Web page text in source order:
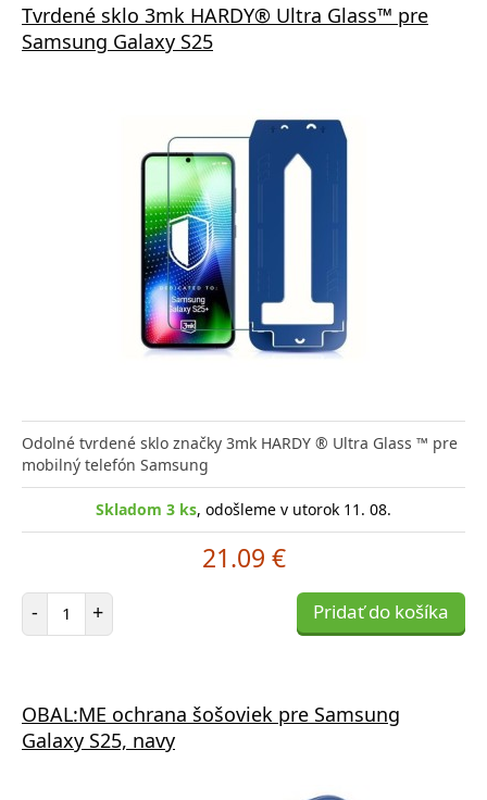
Tvrdené sklo 3mk HARDY® Ultra Glass™ pre
Samsung Galaxy S25
Odolné tvrdené sklo značky 3mk HARDY ® Ultra Glass ™ pre
mobilný telefón Samsung
Skladom 3 ks, odošleme v utorok 11. 08.
21.09 €
- Počet položiek
+ Pridať do košíka
OBAL:ME ochrana šošoviek pre Samsung
Galaxy S25, navy